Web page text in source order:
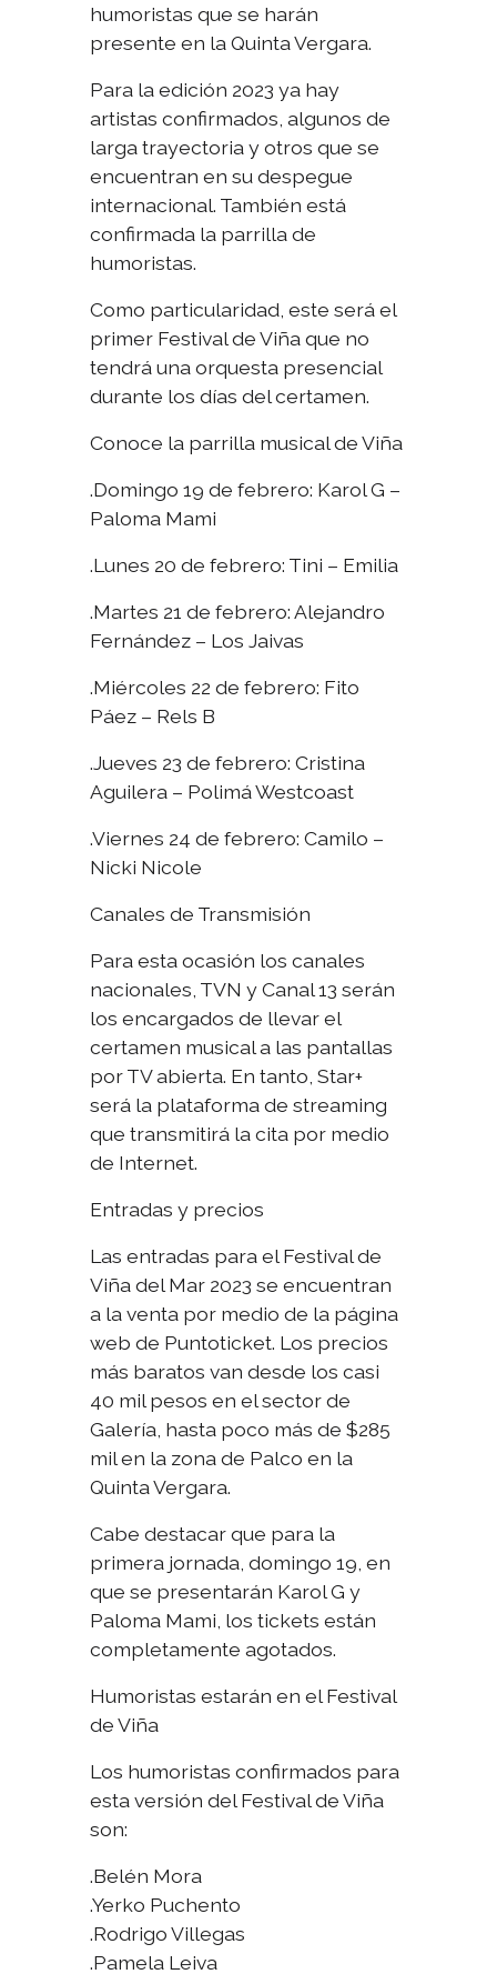
humoristas que se harán
presente en la Quinta Vergara.
Para la edición 2023 ya hay
artistas confirmados, algunos de
larga trayectoria y otros que se
encuentran en su despegue
internacional. También está
confirmada la parrilla de
humoristas.
Como particularidad, este será el
primer Festival de Viña que no
tendrá una orquesta presencial
durante los días del certamen.
Conoce la parrilla musical de Viña
.Domingo 19 de febrero: Karol G –
Paloma Mami
.Lunes 20 de febrero: Tini – Emilia
.Martes 21 de febrero: Alejandro
Fernández – Los Jaivas
.Miércoles 22 de febrero: Fito
Páez – Rels B
.Jueves 23 de febrero: Cristina
Aguilera – Polimá Westcoast
.Viernes 24 de febrero: Camilo –
Nicki Nicole
Canales de Transmisión
Para esta ocasión los canales
nacionales, TVN y Canal 13 serán
los encargados de llevar el
certamen musical a las pantallas
por TV abierta. En tanto, Star+
será la plataforma de streaming
que transmitirá la cita por medio
de Internet.
Entradas y precios
Las entradas para el Festival de
Viña del Mar 2023 se encuentran
a la venta por medio de la página
web de Puntoticket. Los precios
más baratos van desde los casi
40 mil pesos en el sector de
Galería, hasta poco más de $285
mil en la zona de Palco en la
Quinta Vergara.
Cabe destacar que para la
primera jornada, domingo 19, en
que se presentarán Karol G y
Paloma Mami, los tickets están
completamente agotados.
Humoristas estarán en el Festival
de Viña
Los humoristas confirmados para
esta versión del Festival de Viña
son:
.Belén Mora
.Yerko Puchento
.Rodrigo Villegas
.Pamela Leiva